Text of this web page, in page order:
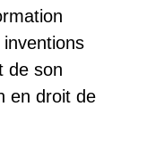
de son
en droit de